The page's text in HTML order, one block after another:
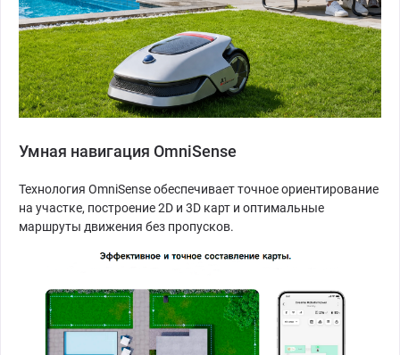
Умная навигация OmniSense
Технология OmniSense обеспечивает точное ориентирование
на участке, построение 2D и 3D карт и оптимальные
маршруты движения без пропусков.